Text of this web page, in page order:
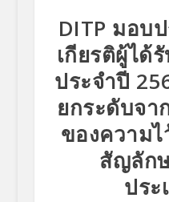
DITP มอบ
เกียรติผู้ได้
ประจำปี
ยกระดับจ
ของความไ
สัญลัก
ประ